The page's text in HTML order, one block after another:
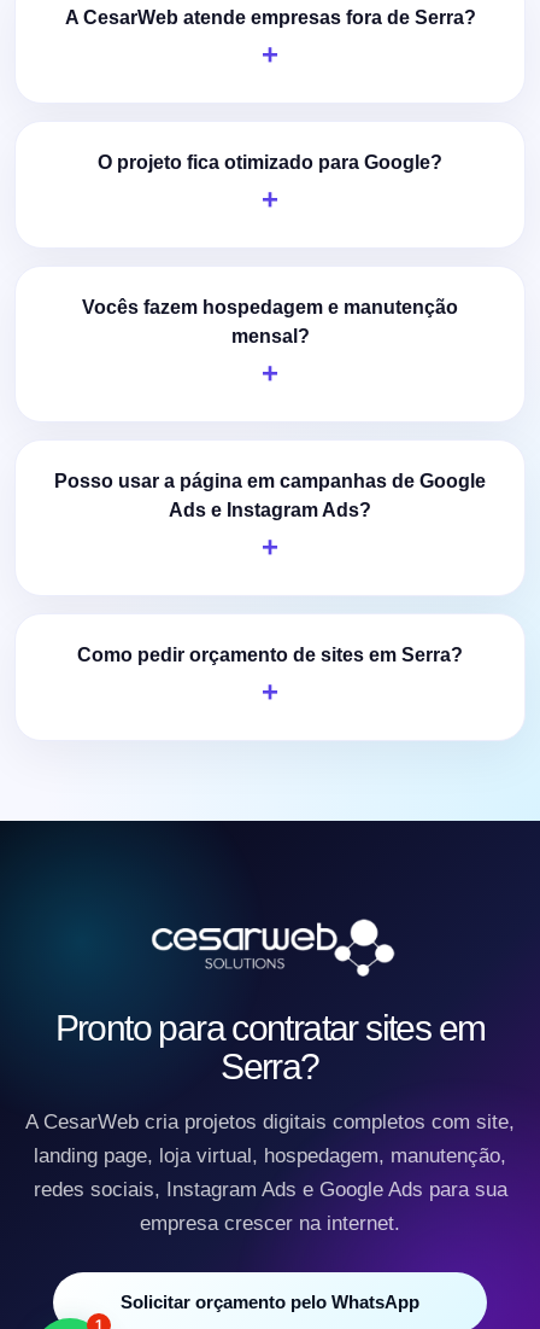
A CesarWeb atende empresas fora de Serra?
O projeto fica otimizado para Google?
Vocês fazem hospedagem e manutenção
mensal?
Posso usar a página em campanhas de Google
Ads e Instagram Ads?
Como pedir orçamento de sites em Serra?
Pronto para contratar sites em
Serra?
A CesarWeb cria projetos digitais completos com site,
landing page, loja virtual, hospedagem, manutenção,
redes sociais, Instagram Ads e Google Ads para sua
empresa crescer na internet.
Solicitar orçamento pelo WhatsApp
1